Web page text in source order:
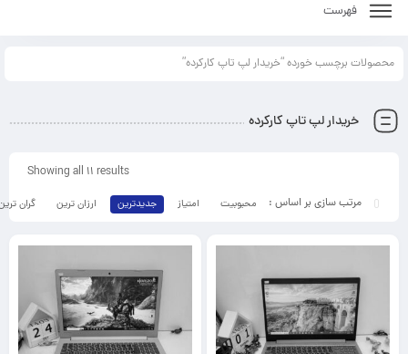
فهرست
محصولات برچسب خورده “خریدار لپ تاپ کارکرده”
خریدار لپ تاپ کارکرده
Showing all 11 results
محبوبیت امتیاز جدیدترین ارزان ترین گران